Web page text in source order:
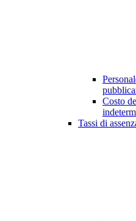
Costo
Tassi di